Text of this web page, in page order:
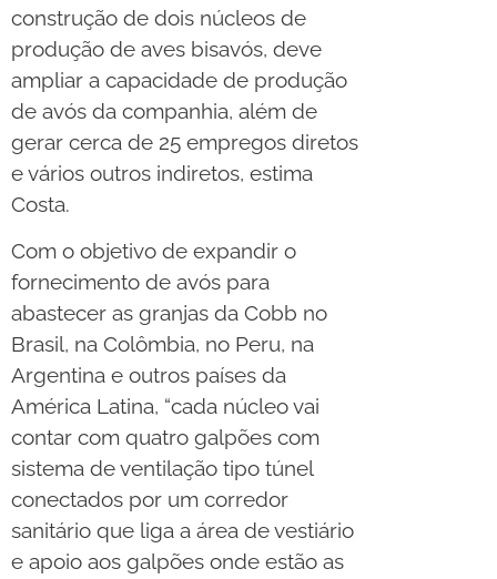
construção de dois núcleos de
produção de aves bisavós, deve
ampliar a capacidade de produção
de avós da companhia, além de
gerar cerca de 25 empregos diretos
e vários outros indiretos, estima
Costa.
Com o objetivo de expandir o
fornecimento de avós para
abastecer as granjas da Cobb no
Brasil, na Colômbia, no Peru, na
Argentina e outros países da
América Latina, “cada núcleo vai
contar com quatro galpões com
sistema de ventilação tipo túnel
conectados por um corredor
sanitário que liga a área de vestiário
e apoio aos galpões onde estão as